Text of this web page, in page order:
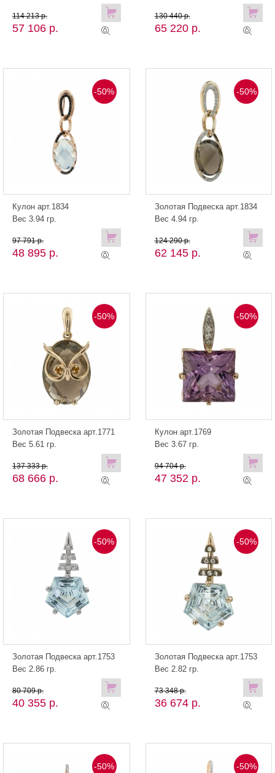
57 106 р.
114 213 р.
65 220 р.
130 440 р.
-50%
Кулон арт.1834
Вес 3.94 гр.
48 895 р.
97 791 р.
-50%
Золотая Подвеска арт.1834
Вес 4.94 гр.
62 145 р.
124 290 р.
-50%
Золотая Подвеска арт.1771
Вес 5.61 гр.
68 666 р.
137 333 р.
-50%
Кулон арт.1769
Вес 3.67 гр.
47 352 р.
94 704 р.
-50%
Золотая Подвеска арт.1753
Вес 2.86 гр.
40 355 р.
80 709 р.
-50%
Золотая Подвеска арт.1753
Вес 2.82 гр.
36 674 р.
73 348 р.
-50% -50%